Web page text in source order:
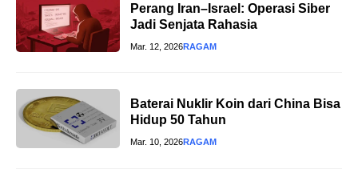
Perang Iran–Israel: Operasi Siber
Jadi Senjata Rahasia
Mar. 12, 2026RAGAM
Baterai Nuklir Koin dari China Bisa
Hidup 50 Tahun
Mar. 10, 2026RAGAM